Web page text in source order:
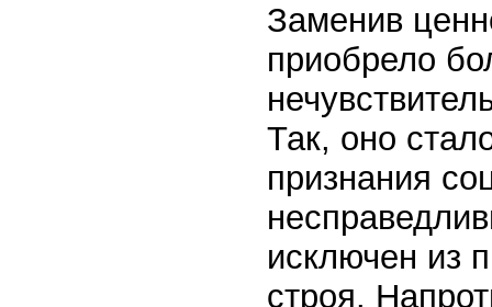
Заменив
приобрело
Так, оно
признания
исключен из
строя.